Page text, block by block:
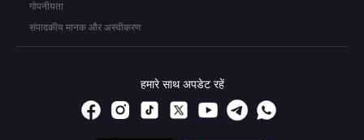
गोपनीयता
संपादकीय मानक और अस्वीकरण
हमारे साथ अपडेट रहें